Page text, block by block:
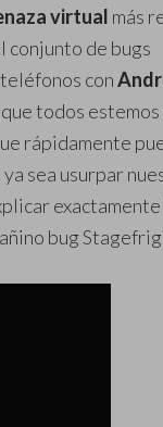
virtual más
conjunto de bugs
con
que todos
rápidamente
sea usurpar
bug